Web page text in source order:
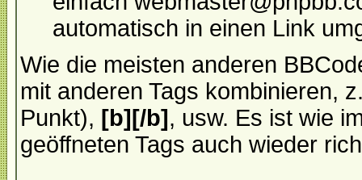
automatisch in einen Link
Wie die meisten anderen
mit anderen Tags kombinieren,
Punkt), [b][/b], usw. Es ist wie
geöffneten Tags auch wieder